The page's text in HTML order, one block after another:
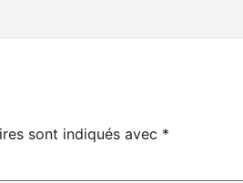
sont indiqués avec *